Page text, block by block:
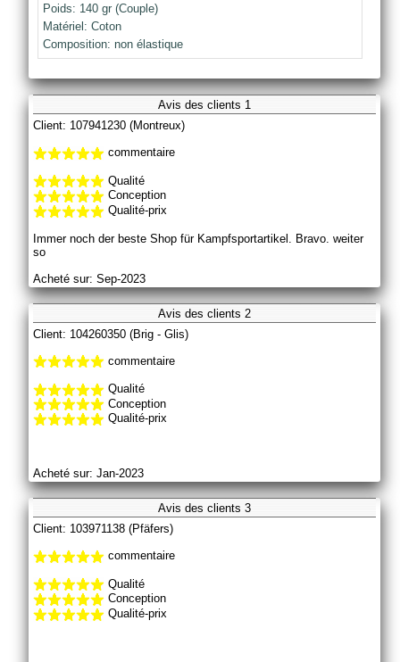
Poids: 140 gr (Couple)
Matériel: Coton
Composition: non élastique
Avis des clients 1
Client: 107941230 (Montreux)
commentaire
Qualité
Conception
Qualité-prix
Immer noch der beste Shop für Kampfsportartikel. Bravo. weiter
so
Acheté sur: Sep-2023
Avis des clients 2
Client: 104260350 (Brig - Glis)
commentaire
Qualité
Conception
Qualité-prix
Acheté sur: Jan-2023
Avis des clients 3
Client: 103971138 (Pfäfers)
commentaire
Qualité
Conception
Qualité-prix